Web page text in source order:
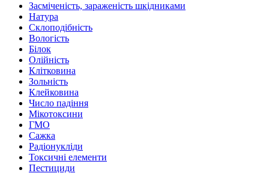
Засміченість, зараженість шкідниками
Натура
Склоподібність
Вологість
Білок
Олійність
Клітковина
Зольність
Клейковина
Число падіння
Мікотоксини
ГМО
Сажка
Радіонукліди
Токсичні елементи
Пестициди